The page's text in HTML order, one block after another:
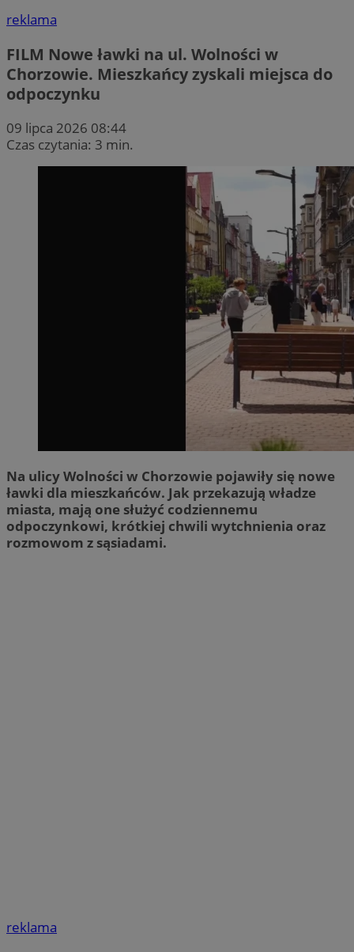
reklama
FILM Nowe ławki na ul. Wolności w
Chorzowie. Mieszkańcy zyskali miejsca do
odpoczynku
09 lipca 2026 08:44
Czas czytania: 3 min.
Na ulicy Wolności w Chorzowie pojawiły się nowe
ławki dla mieszkańców. Jak przekazują władze
miasta, mają one służyć codziennemu
odpoczynkowi, krótkiej chwili wytchnienia oraz
rozmowom z sąsiadami.
reklama